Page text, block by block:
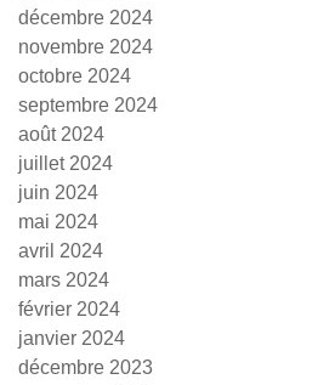
décembre 2024
novembre 2024
octobre 2024
septembre 2024
août 2024
juillet 2024
juin 2024
mai 2024
avril 2024
mars 2024
février 2024
janvier 2024
décembre 2023